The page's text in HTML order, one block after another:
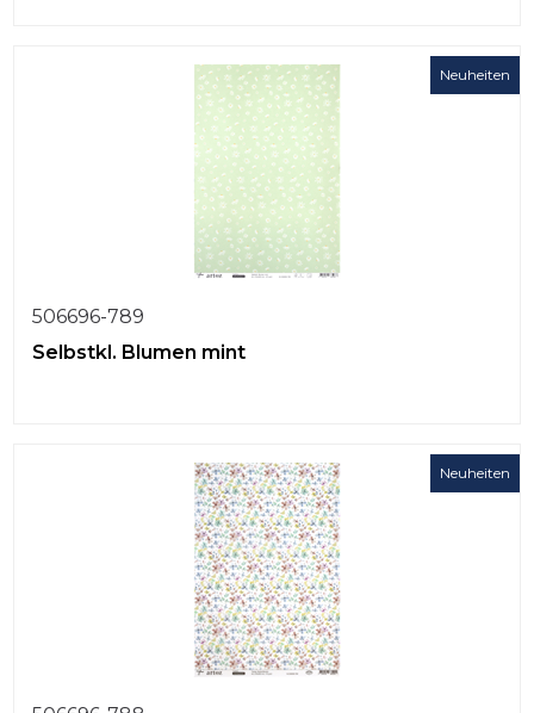
Neuheiten
506696-789
Selbstkl. Blumen mint
Neuheiten